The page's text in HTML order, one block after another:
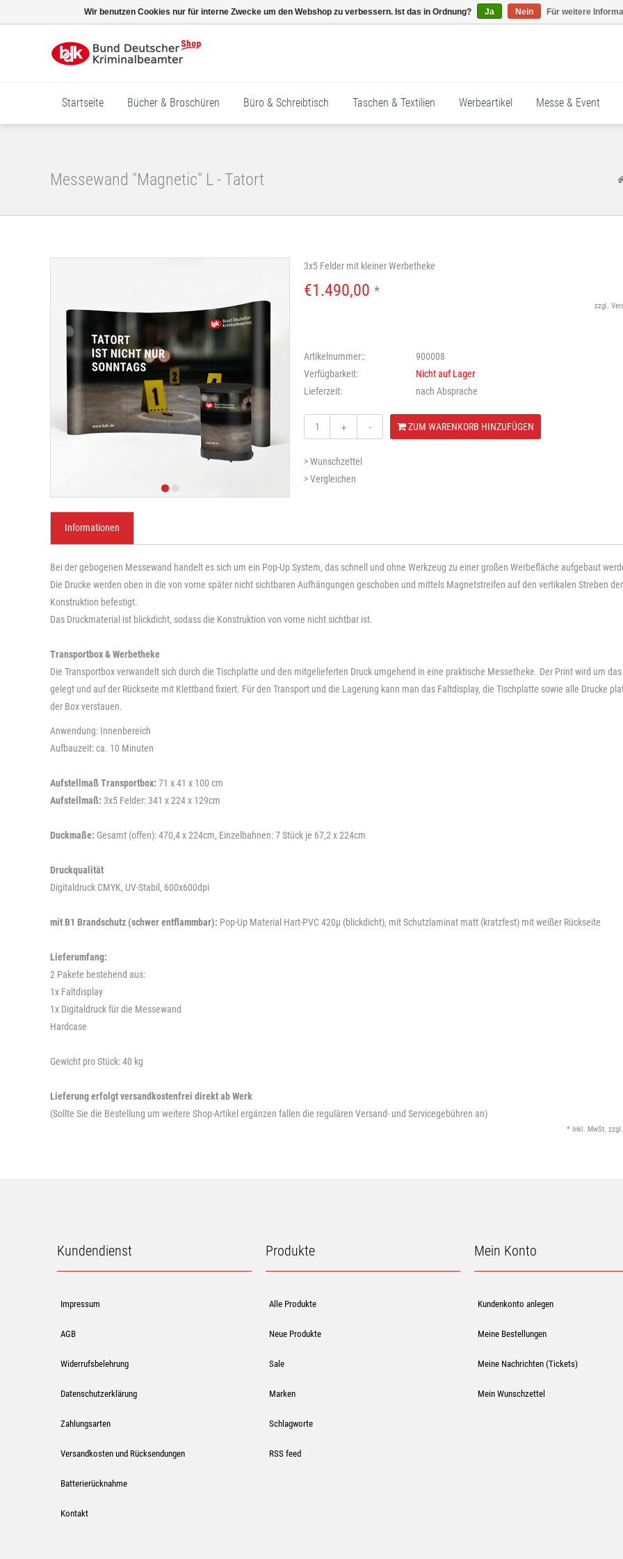
Startseite Bücher & Broschüren Büro & Schreibtisch Taschen & Textilien Werbeartikel Messe & Event
Messewand "Magnetic" L - Tatort
3x5 Felder mit kleiner Werbetheke
€1.490,00 *
zzgl.
Artikelnummer::
900008
Verfügbarkeit:
Nicht auf Lager
Lieferzeit:
nach Absprache
+ - ZUM WARENKORB HINZUFÜGEN
> Wunschzettel
> Vergleichen
Informationen
Bei der gebogenen Messewand handelt es sich um ein Pop-Up System, das schnell und ohne Werkzeug zu einer großen Werbefläche aufgebaut
Die Drucke werden oben in die von vorne später nicht sichtbaren Aufhängungen geschoben und mittels Magnetstreifen auf den vertikalen Streben
Konstruktion befestigt.
Das Druckmaterial ist blickdicht, sodass die Konstruktion von vorne nicht sichtbar ist.
Transportbox & Werbetheke
Die Transportbox verwandelt sich durch die Tischplatte und den mitgelieferten Druck umgehend in eine praktische Messetheke. Der Print wird um
gelegt und auf der Rückseite mit Klettband fixiert. Für den Transport und die Lagerung kann man das Faltdisplay, die Tischplatte sowie alle Drucke
der Box verstauen.
Anwendung: Innenbereich
Aufbauzeit: ca. 10 Minuten
Aufstellmaß Transportbox: 71 x 41 x 100 cm
Aufstellmaß: 3x5 Felder: 341 x 224 x 129cm
Duckmaße: Gesamt (offen): 470,4 x 224cm, Einzelbahnen: 7 Stück je 67,2 x 224cm
Druckqualität
Digitaldruck CMYK, UV-Stabil, 600x600dpi
mit B1 Brandschutz (schwer entflammbar): Pop-Up Material Hart-PVC 420µ (blickdicht), mit Schutzlaminat matt (kratzfest) mit weißer Rückseite
Lieferumfang:
2 Pakete bestehend aus:
1x Faltdisplay
1x Digitaldruck für die Messewand
Hardcase
Gewicht pro Stück: 40 kg
Lieferung erfolgt versandkostenfrei direkt ab Werk
(Sollte Sie die Bestellung um weitere Shop-Artikel ergänzen fallen die regulären Versand- und Servicegebühren an)
* Inkl. MwSt. zzgl.
Kundendienst
Impressum
AGB
Widerrufsbelehrung
Datenschutzerklärung
Zahlungsarten
Versandkosten und Rücksendungen
Batterierücknahme
Kontakt
Produkte
Alle Produkte
Neue Produkte
Sale
Marken
Schlagworte
RSS feed
Mein Konto
Kundenkonto anlegen
Meine Bestellungen
Meine Nachrichten (Tickets)
Mein Wunschzettel
Wir benutzen Cookies nur für interne Zwecke um den Webshop zu verbessern. Ist das in Ordnung? Ja Nein Für weitere